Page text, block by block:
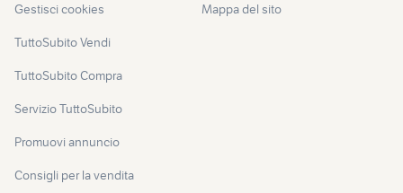
Gestisci cookies
TuttoSubito Vendi
TuttoSubito Compra
Servizio TuttoSubito
Promuovi annuncio
Consigli per la vendita
Mappa del sito